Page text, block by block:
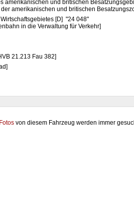
amerikanischen und britischen
amerikanischen und britischen
[D] "24 048"
in die Verwaltung für Verkehr]
21.213 Fau 382]
von diesem Fahrzeug werden immer